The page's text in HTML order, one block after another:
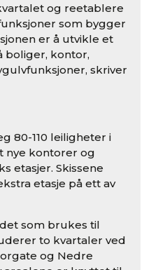
og reetablere
som bygger
er å utvikle et
boliger, kontor,
skriver
80­-110 leiligheter i
nye kontorer og
etasjer. Skissene
etasje på ett av
som brukes til
to kvartaler ved
og Nedre